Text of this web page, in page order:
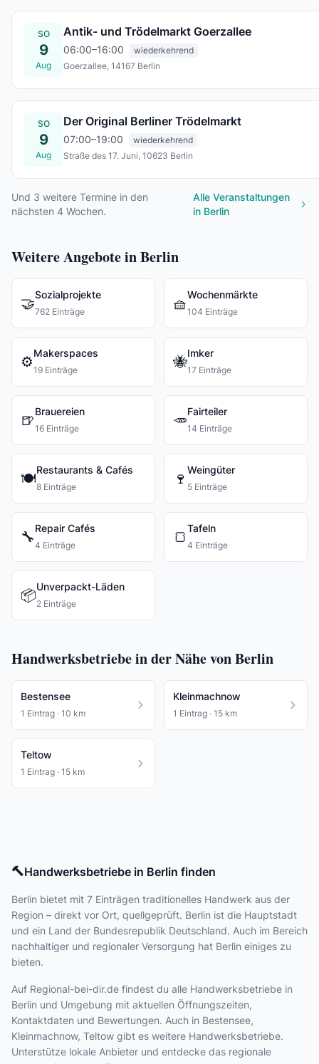
SO
9
Aug
Antik- und Trödelmarkt Goerzallee
06:00–16:00
wiederkehrend
Goerzallee, 14167 Berlin
SO
9
Aug
Der Original Berliner Trödelmarkt
07:00–19:00
wiederkehrend
Straße des 17. Juni, 10623 Berlin
Und 3 weitere Termine in den
nächsten 4 Wochen.
Alle Veranstaltungen
in Berlin
Weitere Angebote in Berlin
🤝
Sozialprojekte
762 Einträge 🧺
Wochenmärkte
104 Einträge
⚙️
Makerspaces
19 Einträge 🐝
Imker
17 Einträge
🍺
Brauereien
16 Einträge 🥕
Fairteiler
14 Einträge
🍽️
Restaurants & Cafés
8 Einträge 🍷
Weingüter
5 Einträge
🔧
Repair Cafés
4 Einträge 🍞
Tafeln
4 Einträge
📦
Unverpackt-Läden
2 Einträge
Handwerksbetriebe in der Nähe von Berlin
Bestensee
1 Eintrag · 10 km
Kleinmachnow
1 Eintrag · 15 km
Teltow
1 Eintrag · 15 km
🔨Handwerksbetriebe in Berlin finden
Berlin bietet mit 7 Einträgen traditionelles Handwerk aus der
Region – direkt vor Ort, quellgeprüft. Berlin ist die Hauptstadt
und ein Land der Bundesrepublik Deutschland. Auch im Bereich
nachhaltiger und regionaler Versorgung hat Berlin einiges zu
bieten.
Auf Regional-bei-dir.de findest du alle Handwerksbetriebe in
Berlin und Umgebung mit aktuellen Öffnungszeiten,
Kontaktdaten und Bewertungen. Auch in Bestensee,
Kleinmachnow, Teltow gibt es weitere Handwerksbetriebe.
Unterstütze lokale Anbieter und entdecke das regionale